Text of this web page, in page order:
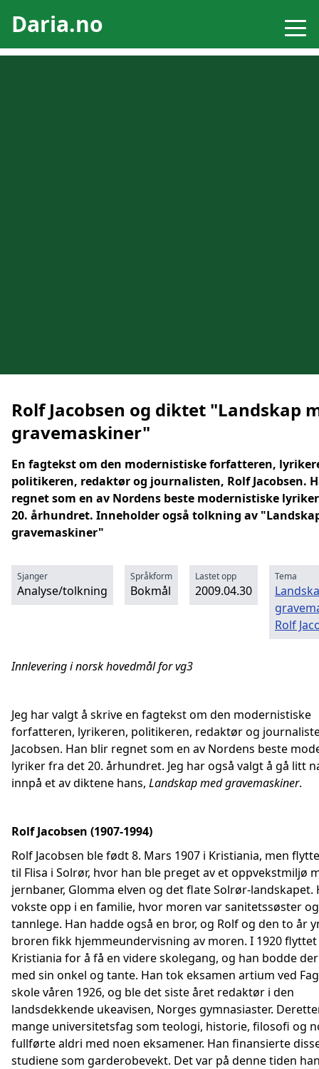
Daria.no
Rolf Jacobsen og diktet "Landskap
gravemaskiner"
En fagtekst om den modernistiske forfatteren,
politikeren, redaktør og journalisten, Rolf Jacobsen.
regnet som en av Nordens beste modernistiske
20. århundret. Inneholder også tolkning av
gravemaskiner"
Sjanger
Analyse/tolkning
Språkform
Bokmål
Lastet opp
2009.04.30
Tema
Rolf
Innlevering i norsk hovedmål for vg3
Jeg har valgt å skrive en fagtekst om den modernistiske
forfatteren, lyrikeren, politikeren, redaktør og
Jacobsen. Han blir regnet som en av Nordens beste
lyriker fra det 20. århundret. Jeg har også valgt å gå litt
innpå et av diktene hans, Landskap med gravemaskiner.
Rolf Jacobsen (1907-1994)
Rolf Jacobsen ble født 8. Mars 1907 i Kristiania, men
til Flisa i Solrør, hvor han ble preget av et oppvekstmiljø
jernbaner, Glomma elven og det flate Solrør-landskapet.
vokste opp i en familie, hvor moren var sanitetssøster
tannlege. Han hadde også en bror, og Rolf og den to år
broren fikk hjemmeundervisning av moren. I 1920
Kristiania for å få en videre skolegang, og han bodde
med sin onkel og tante. Han tok eksamen artium ved
skole våren 1926, og ble det siste året redaktør i den
landsdekkende ukeavisen, Norges gymnasiaster.
mange universitetsfag som teologi, historie, filosofi og
fullførte aldri med noen eksamener. Han finansierte
studiene som garderobevekt. Det var på denne tiden